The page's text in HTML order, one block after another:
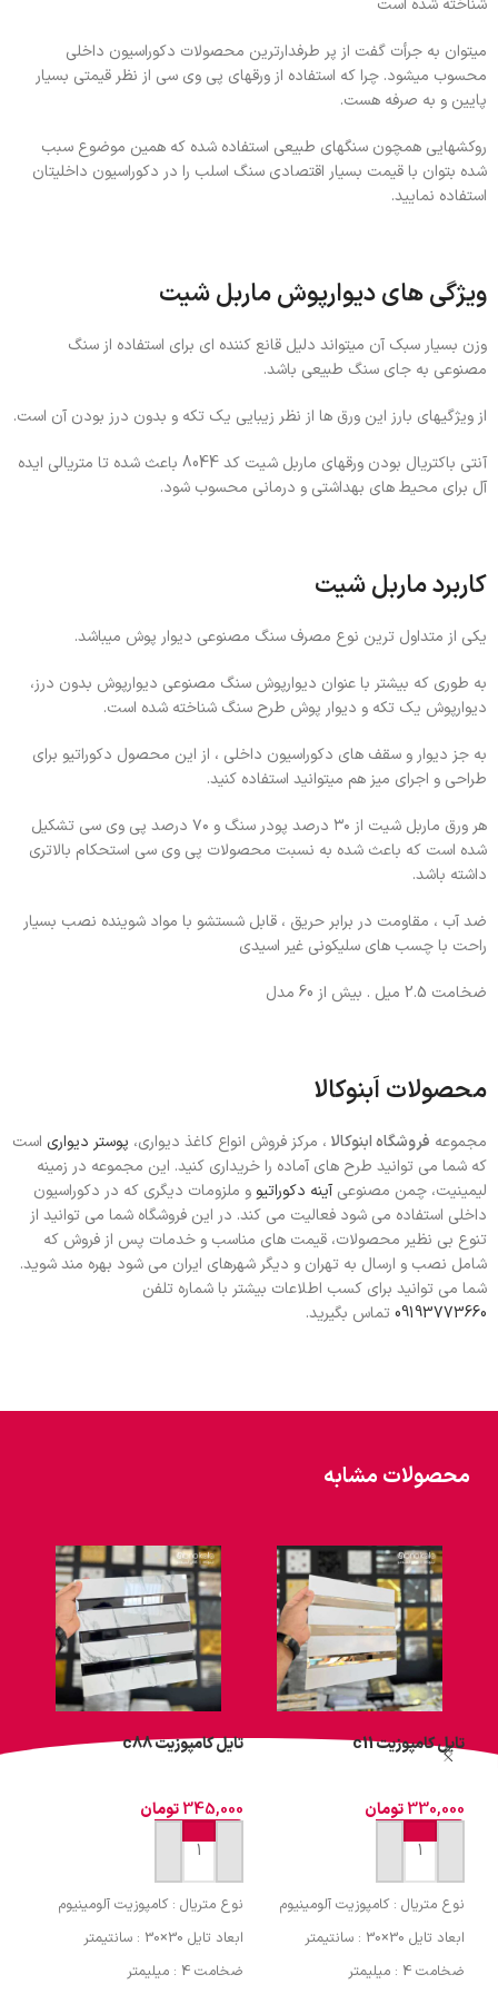
شناخته شده است
میتوان به جرأت گفت از پر طرفدارترین محصولات دکوراسیون داخلی
محسوب میشود. چرا که استفاده از ورقهای پی وی سی از نظر قیمتی بسیار
پایین و به صرفه هست.
روکشهایی همچون سنگهای طبیعی استفاده شده که همین موضوع سبب
شده بتوان با قیمت بسیار اقتصادی سنگ اسلب را در دکوراسیون داخلیتان
استفاده نمایید.
ویژگی های دیوارپوش ماربل شیت
وزن بسیار سبک آن میتواند دلیل قانع کننده ای برای استفاده از سنگ
مصنوعی به جای سنگ طبیعی باشد.
از ویژگیهای بارز این ورق ها از نظر زیبایی یک تکه و بدون درز بودن آن است.
آنتی باکتریال بودن ورقهای ماربل شیت کد 8044 باعث شده تا متریالی ایده
آل برای محیط های بهداشتی و درمانی محسوب شود.
کاربرد ماربل شیت
یکی از متداول ترین نوع مصرف سنگ مصنوعی دیوار پوش میباشد.
به طوری که بیشتر با عنوان دیوارپوش سنگ مصنوعی دیوارپوش بدون درز،
دیوارپوش یک تکه و دیوار پوش طرح سنگ شناخته شده است.
به جز دیوار و سقف های دکوراسیون داخلی ، از این محصول دکوراتیو برای
طراحی و اجرای میز هم میتوانید استفاده کنید.
هر ورق ماربل شیت از ۳۰ درصد پودر سنگ و ۷۰ درصد پی وی سی تشکیل
شده است که باعث شده به نسبت محصولات پی وی سی استحکام بالاتری
داشته باشد.
ضد آب ، مقاومت در برابر حریق ، قابل شستشو با مواد شوینده نصب بسیار
راحت با چسب های سلیکونی غیر اسیدی
ضخامت 2.5 میل . بیش از 60 مدل
محصولات اَبنوکالا
مجموعه فروشگاه ابنوکالا ، مرکز فروش انواع کاغذ دیواری، پوستر دیواری است
که شما می توانید طرح های آماده را خریداری کنید. این مجموعه در زمینه
لیمینیت، چمن مصنوعی آینه دکوراتیو و ملزومات دیگری که در دکوراسیون
داخلی استفاده می شود فعالیت می کند. در این فروشگاه شما می توانید از
تنوع بی نظیر محصولات، قیمت های مناسب و خدمات پس از فروش که
شامل نصب و ارسال به تهران و دیگر شهرهای ایران می شود بهره مند شوید.
شما می توانید برای کسب اطلاعات بیشتر با شماره تلفن
09193773660تماس بگیرید.
محصولات مشابه
تایل کامپوزیت c11
330,000تومان
افزودن به سبد خرید
نوع متریال : کامپوزیت آلومینیوم
ابعاد تایل 30×30 : سانتیمتر
ضخامت 4 : میلیمتر
تایل کامپوزیت c88
345,000تومان
افزودن به سبد خرید
نوع متریال : کامپوزیت آلومینیوم
ابعاد تایل 30×30 : سانتیمتر
ضخامت 4 : میلیمتر